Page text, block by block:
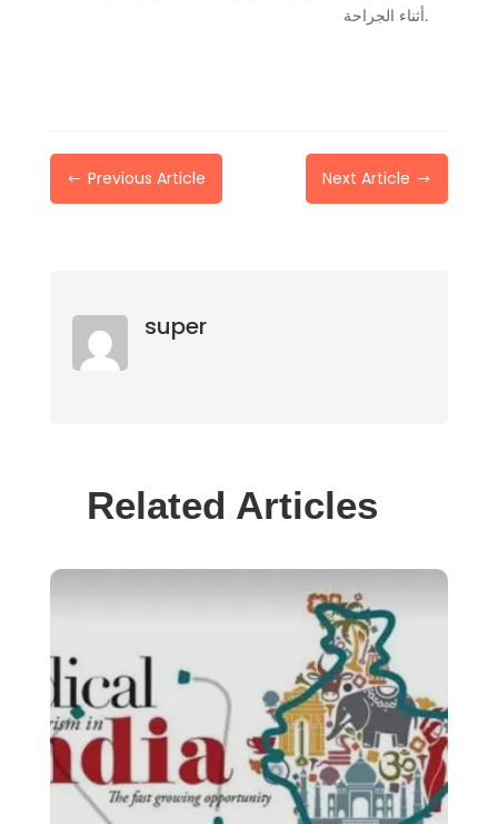
أثناء الجراحة.
# Previous Article Next Article $
super
Related Articles